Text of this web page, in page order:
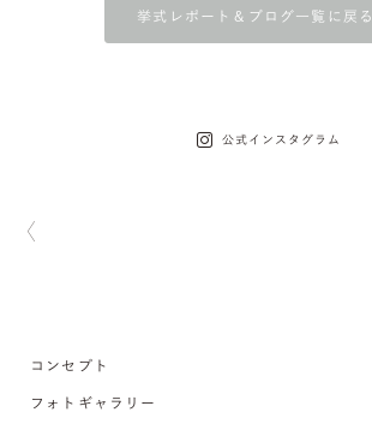
挙式レポート＆ブログ一覧に戻る
公式インスタグラム
コンセプト
フォトギャラリー